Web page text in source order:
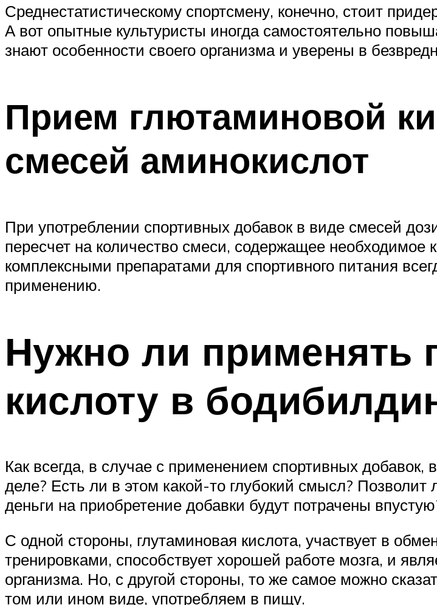
Среднестатистическому спортсмену, конечно, стоит
А вот опытные культуристы иногда самостоятельно
знают особенности своего организма и уверены в
Прием глютаминовой
смесей аминокислот
При употреблении спортивных добавок в виде смесей
пересчет на количество смеси, содержащее необходимое
комплексными препаратами для спортивного питания
применению.
Нужно ли применять
кислоту в
Как всегда, в случае с применением спортивных добавок,
деле? Есть ли в этом какой-то глубокий смысл?
деньги на приобретение добавки будут потрачены
С одной стороны, глутаминовая кислота, участвует в
тренировками, способствует хорошей работе мозга, и
организма. Но, с другой стороны, то же самое можно
том или ином виде, употребляем в пищу.